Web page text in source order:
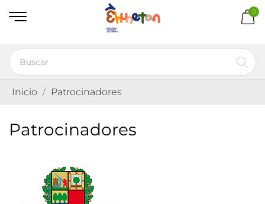
0
Inicio Patrocinadores
Patrocinadores